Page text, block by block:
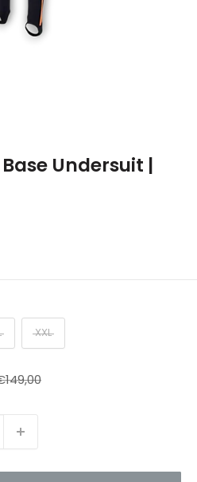
Undersuit |
XXL
price